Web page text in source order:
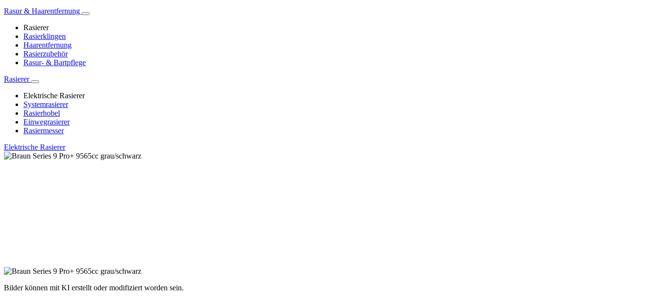
Rasur & Haarentfernung
Rasierer
Rasierklingen
Haarentfernung
Rasierzubehör
Rasur- & Bartpflege
Rasierer
Elektrische Rasierer
Systemrasierer
Rasierhobel
Einwegrasierer
Rasiermesser
Elektrische Rasierer
Bilder können mit KI erstellt oder modifiziert worden sein.